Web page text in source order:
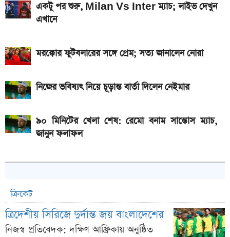
একটু পর শুরু, Milan Vs Inter ম্যাচ; লাইভ দেখুন
এখানে
মরক্কোর ফুটবলারের সঙ্গে প্রেম; সত্য জানালেন নোরা
নিজের ভবিষ্যৎ নিয়ে চূড়ান্ত বার্তা দিলেন নেইমার
৯০ মিনিটের খেলা শেষ: রেমো বনাম সান্তোস ম্যাচ,
জানুন ফলাফল
ক্রিকেট
ত্রিদেশীয় সিরিজে দুর্দান্ত জয় বাংলাদেশের
নিজস্ব প্রতিবেদক: দক্ষিণ আফ্রিকায় অনুষ্ঠিত